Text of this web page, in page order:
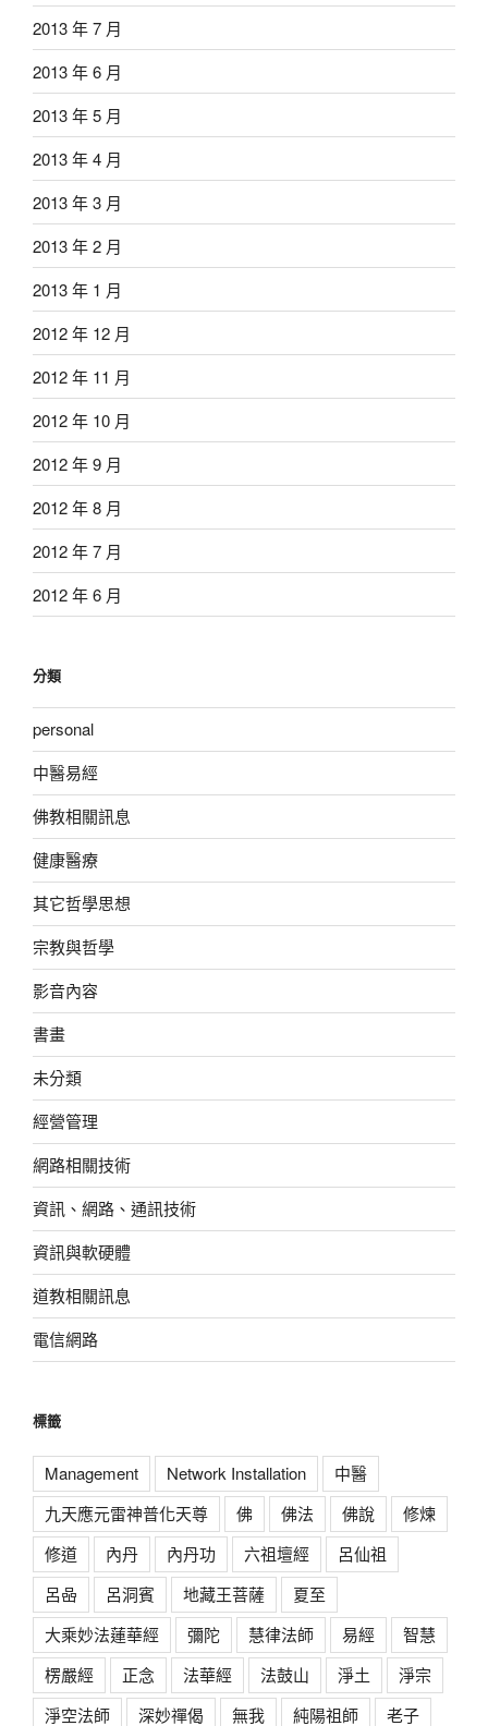
2013 年 7 月
2013 年 6 月
2013 年 5 月
2013 年 4 月
2013 年 3 月
2013 年 2 月
2013 年 1 月
2012 年 12 月
2012 年 11 月
2012 年 10 月
2012 年 9 月
2012 年 8 月
2012 年 7 月
2012 年 6 月
分類
personal
中醫易經
佛教相關訊息
健康醫療
其它哲學思想
宗教與哲學
影音內容
書畫
未分類
經營管理
網路相關技術
資訊、網路、通訊技術
資訊與軟硬體
道教相關訊息
電信網路
標籤
Management Network Installation
中醫
九天應元雷神普化天尊
佛 佛法 佛說
修煉
修道
內丹 內丹功 六祖壇經
呂仙祖
呂喦
呂洞賓 地藏王菩薩
夏至
大乘妙法蓮華經
彌陀 慧律法師 易經
智慧
楞嚴經
正念 法華經 法鼓山 淨土
淨宗
淨空法師
深妙禪偈 無我 純陽祖師 老子